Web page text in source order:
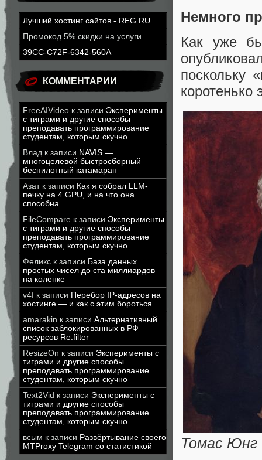
Лучший хостинг сайтов - REG.RU
Промокод 5% скидки на услуги
39CC-C72F-6342-560A
КОММЕНТАРИИ
FreeAIVideo к записи Эксперименты
с тиграми и другие способы
преподавать программирование
студентам, которым скучно
Влад к записи NAVIS —
многоцелевой быстросборный
беспилотный катамаран
Азатк записи Как я собрал LLM-
печку на 4 GPU, и на что она
способна
FileCompare к записи Эксперименты
с тиграми и другие способы
преподавать программирование
студентам, которым скучно
Феликс к записи База данных
простых чисел до ста миллиардов
на коленке
v4f к записи Перебор IP-адресов на
хостинге — и как с этим бороться
amarakin к записи Альтернативный
список заблокированных в РФ
ресурсов Re:filter
ResizeOn к записи Эксперименты с
тиграми и другие способы
преподавать программирование
студентам, которым скучно
Text2Vid к записи Эксперименты с
тиграми и другие способы
преподавать программирование
студентам, которым скучно
всым к записи Развёртывание своего
MTProxy Telegram со статистикой
Немного
Как уже
поскольку
коротенько
Томас Юнг